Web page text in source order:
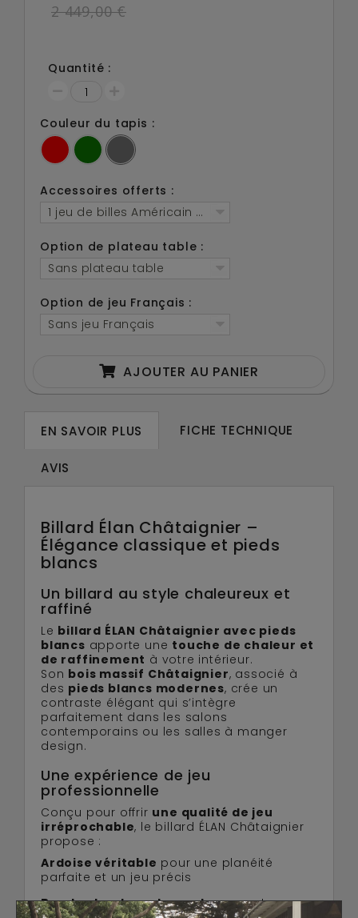
2 449,00 €
Quantité :
Couleur du tapis :
Accessoires offerts :
1 jeu de billes Américain 57.2mm, 2 queues, 1
Option de plateau table :
Sans plateau table
Option de jeu Français :
Sans jeu Français
AJOUTER AU PANIER
EN SAVOIR PLUS FICHE TECHNIQUE
AVIS
Billard Élan Châtaignier –
Élégance classique et pieds
blancs
Un billard au style chaleureux et
raffiné
Le billard ÉLAN Châtaignier avec pieds
blancs apporte une touche de chaleur et
de raffinement à votre intérieur.
Son bois massif Châtaignier, associé à
des pieds blancs modernes, crée un
contraste élégant qui s’intègre
parfaitement dans les salons
contemporains ou les salles à manger
design.
Une expérience de jeu
professionnelle
Conçu pour offrir une qualité de jeu
irréprochable, le billard ÉLAN Châtaignier
propose :
Ardoise véritable pour une planéité
parfaite et un jeu précis
Bandes haut rendementassurant un